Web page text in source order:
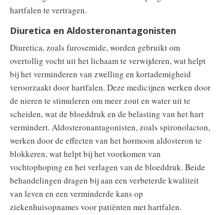
hartfalen te vertragen.
Diuretica en Aldosteronantagonisten
Diuretica, zoals furosemide, worden gebruikt om
overtollig vocht uit het lichaam te verwijderen, wat helpt
bij het verminderen van zwelling en kortademigheid
veroorzaakt door hartfalen. Deze medicijnen werken door
de nieren te stimuleren om meer zout en water uit te
scheiden, wat de bloeddruk en de belasting van het hart
vermindert. Aldosteronantagonisten, zoals spironolacton,
werken door de effecten van het hormoon aldosteron te
blokkeren, wat helpt bij het voorkomen van
vochtophoping en het verlagen van de bloeddruk. Beide
behandelingen dragen bij aan een verbeterde kwaliteit
van leven en een verminderde kans op
ziekenhuisopnames voor patiënten met hartfalen.